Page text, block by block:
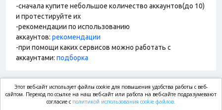
-сначала купите небольшое количество аккаунтов(до 10)
и протестируйте их
-рекомендации по использованию
аккаунтов: рекомендации
-при помощи каких сервисов можно работать с
аккаунтами: подборка
market.com
Этот веб-сайт использует файлы cookie для повышения удобства работы с веб-
сайтом. Переход по ссылке на наш веб-сайт или работа на веб-сайте подразумевают
согласие с политикой использования cookie файлов.